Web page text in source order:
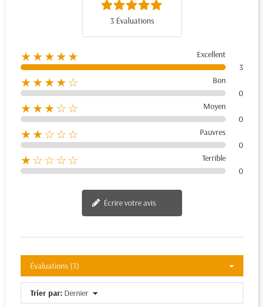
3 Évaluations
★★★★★
Excellent
3
★★★★☆
Bon
0
★★★☆☆
Moyen
0
★★☆☆☆
Pauvres
0
★☆☆☆☆
Terrible
0
Écrire votre avis
Évaluations (3)
Trier par: Dernier